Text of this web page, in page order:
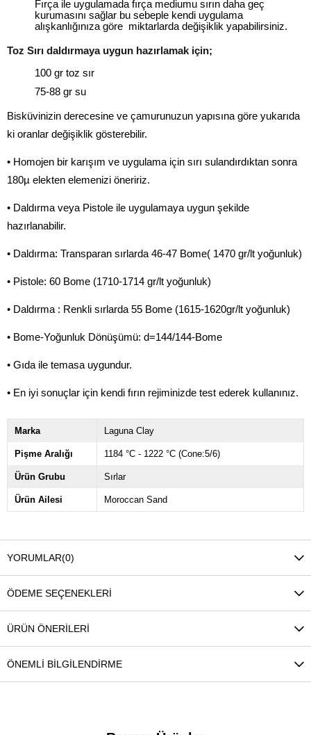
Fırça ile uygulamada fırça mediumu sırın daha geç
kurumasını sağlar bu sebeple kendi uygulama
alışkanlığınıza göre miktarlarda değişiklik yapabilirsiniz.
Toz Sırı daldırmaya uygun hazırlamak için;
100 gr toz sır
75-88 gr su
Bisküvinizin derecesine ve çamurunuzun yapısına göre yukarıda
ki oranlar değişiklik gösterebilir.
• Homojen bir karışım ve uygulama için sırı sulandırdıktan sonra
180µ elekten elemenizi öneririz.
• Daldırma veya Pistole ile uygulamaya uygun şekilde
hazırlanabilir.
• Daldırma: Transparan sırlarda 46-47 Bome( 1470 gr/lt yoğunluk)
• Pistole: 60 Bome (1710-1714 gr/lt yoğunluk)
• Daldırma : Renkli sırlarda 55 Bome (1615-1620gr/lt yoğunluk)
• Bome-Yoğunluk Dönüşümü: d=144/144-Bome
• Gıda ile temasa uygundur.
• En iyi sonuçlar için kendi fırın rejiminizde test ederek kullanınız.
Marka Laguna Clay
Pişme Aralığı 1184 °C - 1222 °C (Cone:5/6)
Ürün Grubu Sırlar
Ürün Ailesi Moroccan Sand
YORUMLAR(0)
ÖDEME SEÇENEKLERI
ÜRÜN ÖNERILERI
ÖNEMLI BILGILENDIRME